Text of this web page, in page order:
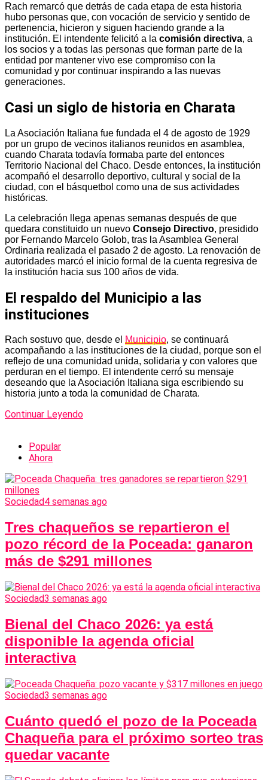
Rach remarcó que detrás de cada etapa de esta historia
hubo personas que, con vocación de servicio y sentido de
pertenencia, hicieron y siguen haciendo grande a la
institución. El intendente felicitó a la comisión directiva, a
los socios y a todas las personas que forman parte de la
entidad por mantener vivo ese compromiso con la
comunidad y por continuar inspirando a las nuevas
generaciones.
Casi un siglo de historia en Charata
La Asociación Italiana fue fundada el 4 de agosto de 1929
por un grupo de vecinos italianos reunidos en asamblea,
cuando Charata todavía formaba parte del entonces
Territorio Nacional del Chaco. Desde entonces, la institución
acompañó el desarrollo deportivo, cultural y social de la
ciudad, con el básquetbol como una de sus actividades
históricas.
La celebración llega apenas semanas después de que
quedara constituido un nuevo Consejo Directivo, presidido
por Fernando Marcelo Golob, tras la Asamblea General
Ordinaria realizada el pasado 2 de agosto. La renovación de
autoridades marcó el inicio formal de la cuenta regresiva de
la institución hacia sus 100 años de vida.
El respaldo del Municipio a las
instituciones
Rach sostuvo que, desde el Municipio, se continuará
acompañando a las instituciones de la ciudad, porque son el
reflejo de una comunidad unida, solidaria y con valores que
perduran en el tiempo. El intendente cerró su mensaje
deseando que la Asociación Italiana siga escribiendo su
historia junto a toda la comunidad de Charata.
Continuar Leyendo
Popular
Ahora
Sociedad4 semanas ago
Tres chaqueños se repartieron el
pozo récord de la Poceada: ganaron
más de $291 millones
Sociedad3 semanas ago
Bienal del Chaco 2026: ya está
disponible la agenda oficial
interactiva
Sociedad3 semanas ago
Cuánto quedó el pozo de la Poceada
Chaqueña para el próximo sorteo tras
quedar vacante